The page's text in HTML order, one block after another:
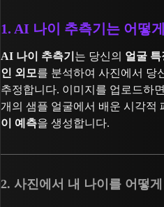
1. AI 나이 추측기는 어떻
AI 나이 추측기 는 당신의 얼굴 특
인 외모를 분석하여 사진에서 당
추정합니다. 이미지를 업로드하
개의 샘플 얼굴에서 배운 시각적
이 예측을 생성합니다.
2. 사진에서 내 나이를 어떻